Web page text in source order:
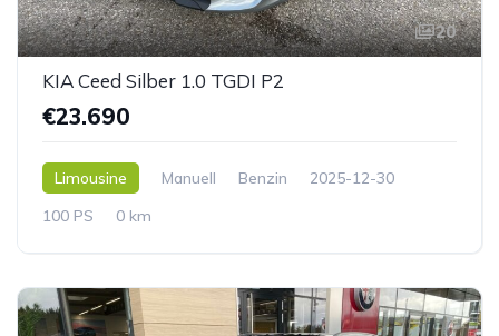
20
KIA Ceed Silber 1.0 TGDI P2
€23.690
Limousine Manuell Benzin
2025-12-30
100 PS
0 km